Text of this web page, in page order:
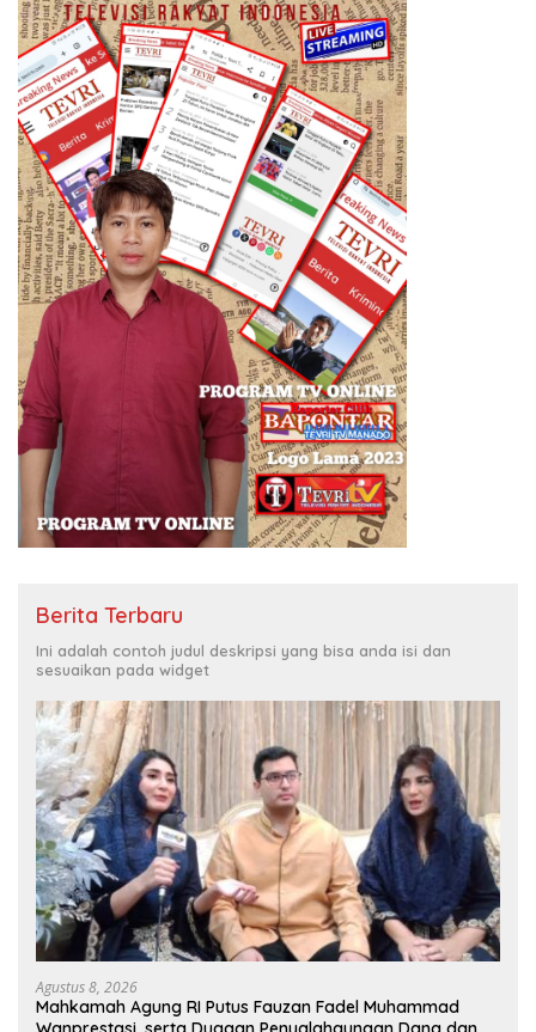
Berita Terbaru
Ini adalah contoh judul deskripsi yang bisa anda isi dan
sesuaikan pada widget
Agustus 8, 2026
Mahkamah Agung RI Putus Fauzan Fadel Muhammad